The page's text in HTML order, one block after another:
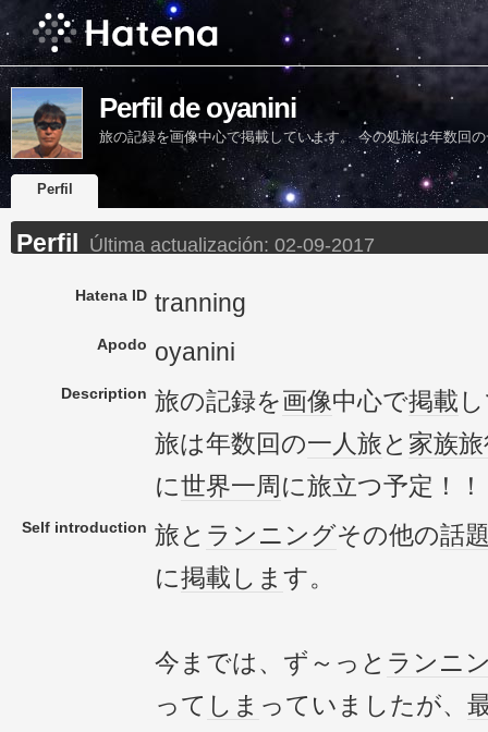
Perfil de oyanini
旅の記録を画像中心で掲載しています。 今の処旅は年数回
Perfil
Perfil Última actualización: 02-09-2017
Hatena ID tranning
Apodo oyanini
Description 旅の記録を画像中心で掲載
旅は年数回の一人旅と 家族
に世界一周 に旅立つ予定！！
Self introduction 旅と ランニングその他の話
に掲載 しま す。
今までは、ず～っと ランニ
って しま っていましたが、